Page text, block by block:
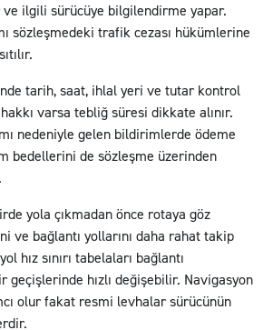
ve ilgili sürücüye bilgilendirme yapar.
sözleşmedeki trafik cezası hükümlerine
tarih, saat, ihlal yeri ve tutar kontrol
varsa tebliğ süresi dikkate alınır.
nedeniyle gelen bildirimlerde ödeme
bedellerini de sözleşme üzerinden
yola çıkmadan önce rotaya göz
ve bağlantı yollarını daha rahat takip
hız sınırı tabelaları bağlantı
geçişlerinde hızlı değişebilir. Navigasyon
olur fakat resmi levhalar sürücünün